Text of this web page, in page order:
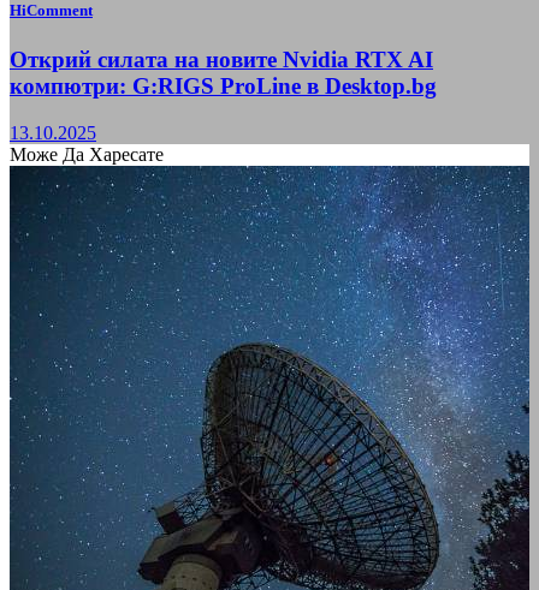
HiComment
Открий силата на новите Nvidia RTX AI
компютри: G:RIGS ProLine в Desktop.bg
13.10.2025
Може Да Харесате